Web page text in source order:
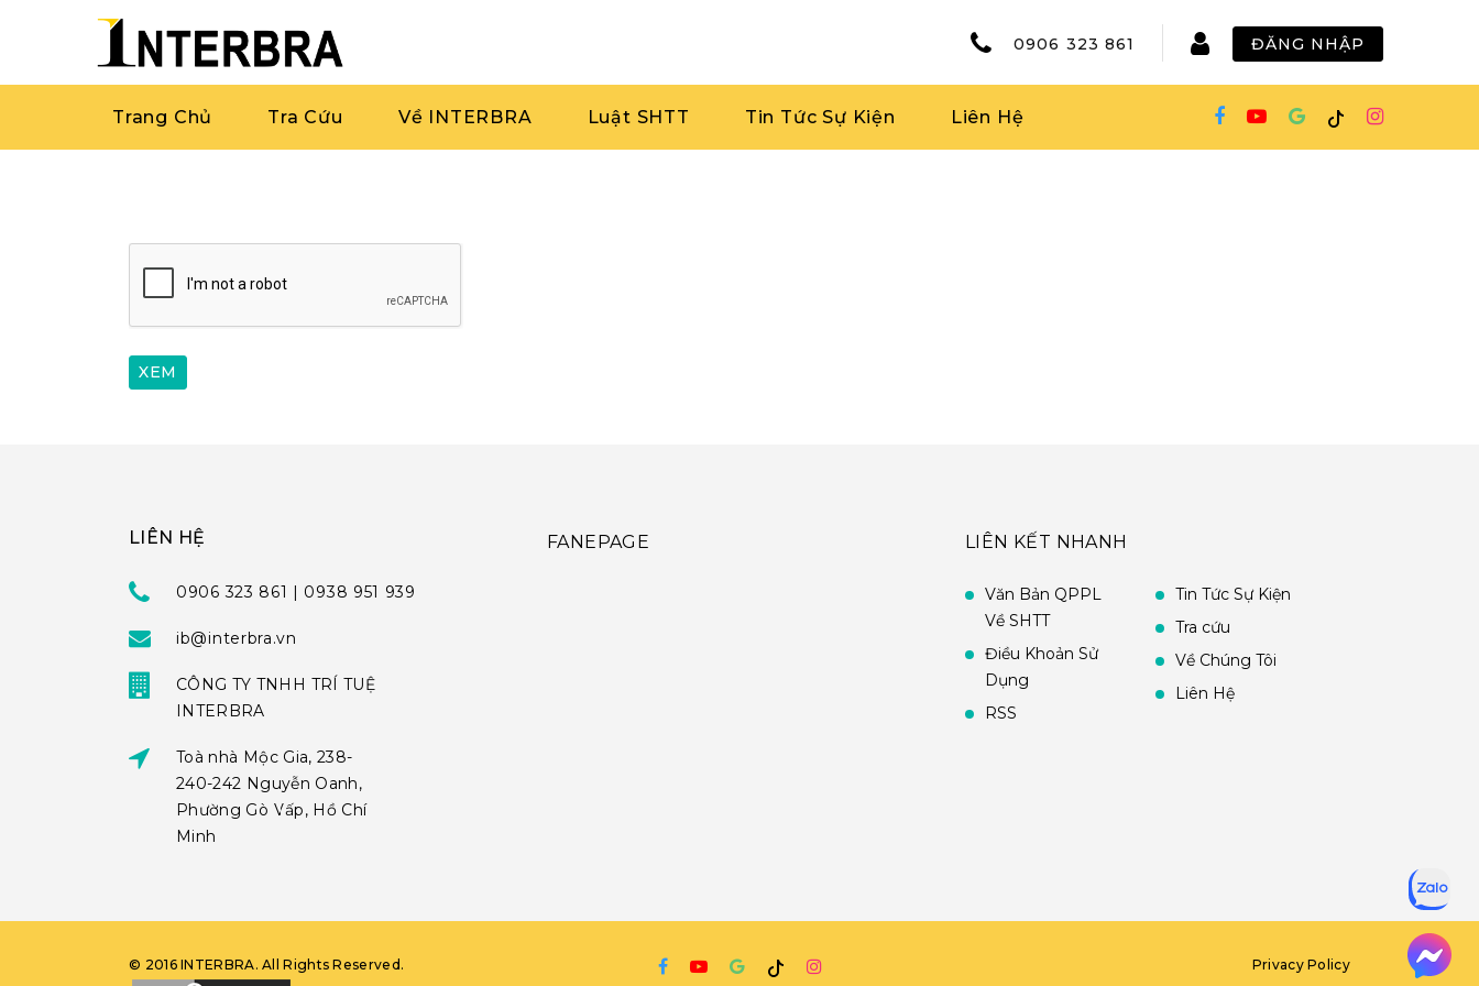
0906 323 861 ĐĂNG NHẬP
Trang Chủ Tra Cứu Về INTERBRA Luật SHTT Tin Tức Sự Kiện Liên Hệ
LIÊN HỆ
0906 323 861 | 0938 951 939
ib@interbra.vn
CÔNG TY TNHH TRÍ TUỆ
INTERBRA
Toà nhà Mộc Gia, 238-
240-242 Nguyễn Oanh,
Phường Gò Vấp, Hồ Chí
Minh
FANEPAGE LIÊN KẾT NHANH
Văn Bản QPPL
Về SHTT
Điều Khoản Sử
Dụng
RSS
Tin Tức Sự Kiện
Tra cứu
Về Chúng Tôi
Liên Hệ
© 2016 INTERBRA. All Rights Reserved. Privacy Policy